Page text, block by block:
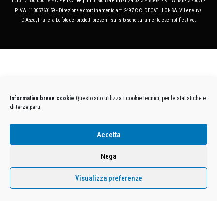
Informativa breve cookie Questo sito utilizza i cookie tecnici, per le statistiche e
di terze parti.
Accetta
Nega
Visualizza preferenze
P.IVA. 11005760159 - Direzione e coordinamento art. 2497 C.C. DECATHLON SA, Villeneuve
D'Ascq, Francia Le foto dei prodotti presenti sul sito sono puramente esemplificative.